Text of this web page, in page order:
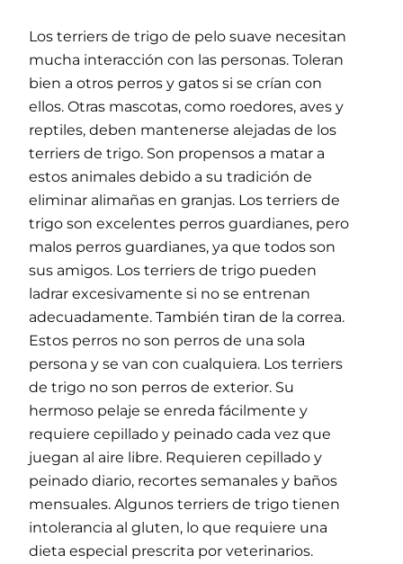
Los terriers de trigo de pelo suave necesitan
mucha interacción con las personas. Toleran
bien a otros perros y gatos si se crían con
ellos. Otras mascotas, como roedores, aves y
reptiles, deben mantenerse alejadas de los
terriers de trigo. Son propensos a matar a
estos animales debido a su tradición de
eliminar alimañas en granjas. Los terriers de
trigo son excelentes perros guardianes, pero
malos perros guardianes, ya que todos son
sus amigos. Los terriers de trigo pueden
ladrar excesivamente si no se entrenan
adecuadamente. También tiran de la correa.
Estos perros no son perros de una sola
persona y se van con cualquiera. Los terriers
de trigo no son perros de exterior. Su
hermoso pelaje se enreda fácilmente y
requiere cepillado y peinado cada vez que
juegan al aire libre. Requieren cepillado y
peinado diario, recortes semanales y baños
mensuales. Algunos terriers de trigo tienen
intolerancia al gluten, lo que requiere una
dieta especial prescrita por veterinarios.